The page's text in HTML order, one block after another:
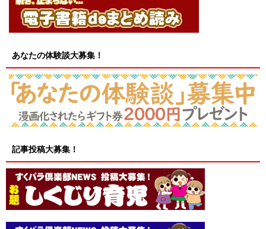
あなたの体験談大募集！
記事投稿大募集！